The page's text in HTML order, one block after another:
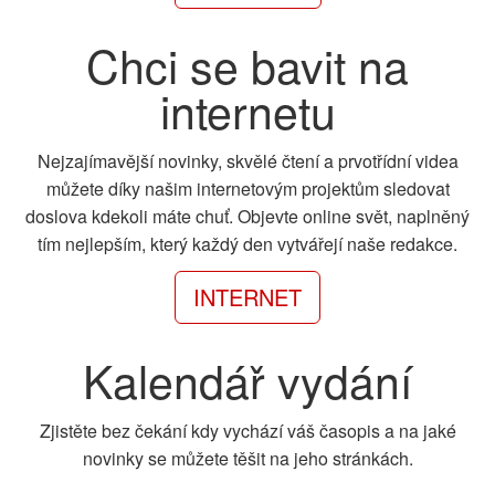
Chci se bavit na
internetu
Nejzajímavější novinky, skvělé čtení a prvotřídní videa
můžete díky našim internetovým projektům sledovat
doslova kdekoli máte chuť. Objevte online svět, naplněný
tím nejlepším, který každý den vytvářejí naše redakce.
INTERNET
Kalendář vydání
Zjistěte bez čekání kdy vychází váš časopis a na jaké
novinky se můžete těšit na jeho stránkách.